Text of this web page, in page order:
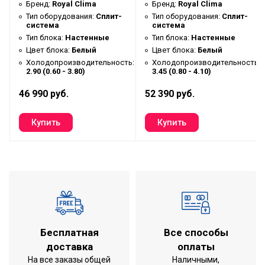
Инвертор
Да
Длина магистрали. Max
25
Максимальный перепад
магистрали
15
Диаметр трубопровода
6,35 (1/4") - 9,53 (3/8")
Источник электропитания В
220/50/1 В/Гц/Ф
Уровень шума внутреннего
блока дБл
19/24/28/34/39
Управление через Wi-Fi
Встроено
Страна бренда
Сенсор движения
Нет
Ночной режим
Бренд: Royal Clima
Тип оборудования: Сплит-
система
Тип блока: Настенные
Цвет блока: Белый
Холодопроизводительность:
2.90 (0.60 - 3.80)
46 990 руб.
Бренд: Royal Clima
Тип оборудования: Сплит-
система
Тип блока: Настенные
Цвет блока: Белый
Холодопроизводительность:
3.45 (0.80 - 4.10)
52 390 руб.
Бесплатная
доставка
На все заказы общей
Все способы
оплаты
Наличными,